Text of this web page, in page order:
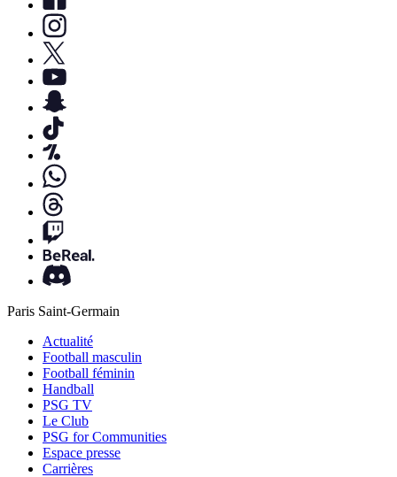
Paris Saint-Germain
Actualité
Football masculin
Football féminin
Handball
PSG TV
Le Club
PSG for Communities
Espace presse
Carrières